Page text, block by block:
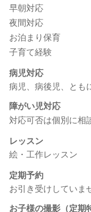
早朝対応
夜間対応
お泊まり保育
子育て経験
病児対応
病児、病後児、とも
障がい児対応
対応可否は個別に相
レッスン
絵・工作レッスン
定期予約
お引き受けしていま
お子様の撮影（定期